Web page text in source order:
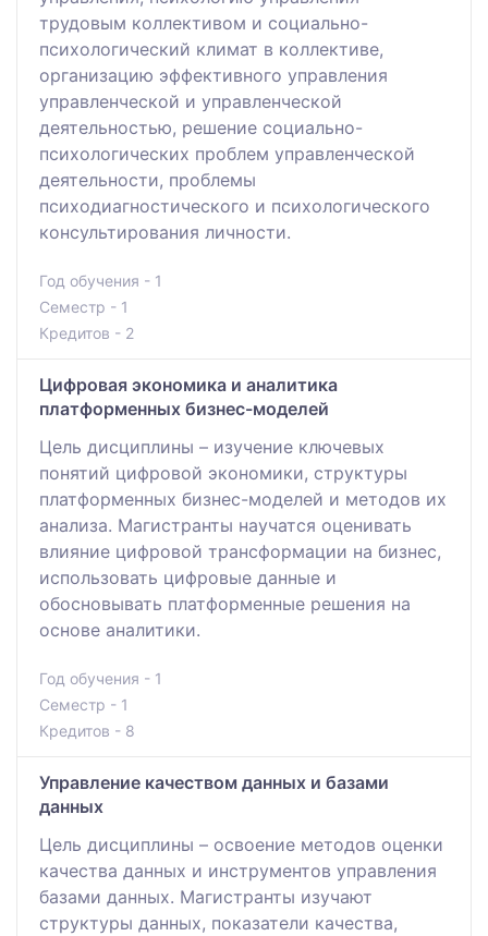
трудовым коллективом и социально-
психологический климат в коллективе,
организацию эффективного управления
управленческой и управленческой
деятельностью, решение социально-
психологических проблем управленческой
деятельности, проблемы
психодиагностического и психологического
консультирования личности.
Год обучения - 1
Семестр - 1
Кредитов - 2
Цифровая экономика и аналитика
платформенных бизнес-моделей
Цель дисциплины – изучение ключевых
понятий цифровой экономики, структуры
платформенных бизнес-моделей и методов их
анализа. Магистранты научатся оценивать
влияние цифровой трансформации на бизнес,
использовать цифровые данные и
обосновывать платформенные решения на
основе аналитики.
Год обучения - 1
Семестр - 1
Кредитов - 8
Управление качеством данных и базами
данных
Цель дисциплины – освоение методов оценки
качества данных и инструментов управления
базами данных. Магистранты изучают
структуры данных, показатели качества,